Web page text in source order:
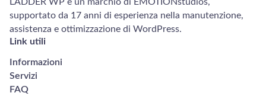
supportato da 17 anni di esperienza nella manutenzione,
assistenza e ottimizzazione di WordPress.
Link utili
Informazioni
Servizi
FAQ